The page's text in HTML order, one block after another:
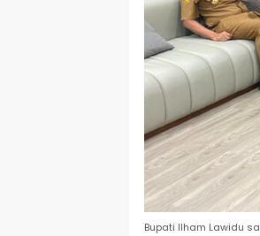
Bupati Ilham Lawidu